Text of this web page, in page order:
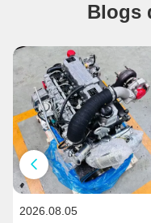
2026.08.05
Blogs